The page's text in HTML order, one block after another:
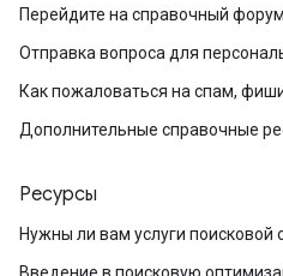
Перейдите на справочный форум
Отправка вопроса для
Как пожаловаться на спам,
Дополнительные справочные
Ресурсы
Нужны ли вам услуги поисковой